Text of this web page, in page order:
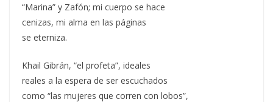
“Marina” y Zafón; mi cuerpo se hace
cenizas, mi alma en las páginas
se eterniza.
Khail Gibrán, “el profeta”, ideales
reales a la espera de ser escuchados
como “las mujeres que corren con lobos”,